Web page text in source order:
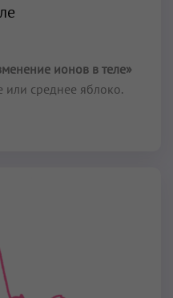
ионов в теле»
или среднее яблоко.